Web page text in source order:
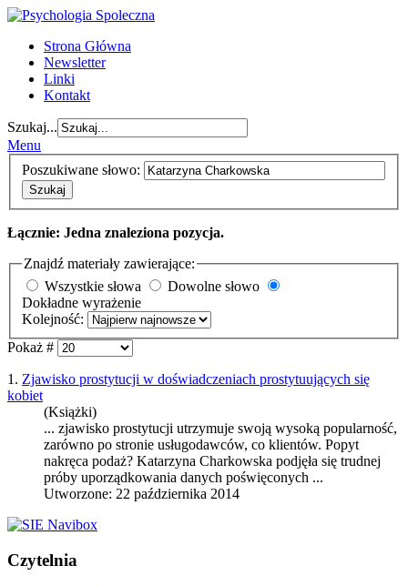
Strona Główna
Newsletter
Linki
Kontakt
Szukaj...
Menu
Poszukiwane słowo:
Szukaj
Łącznie: Jedna znaleziona pozycja.
Znajdź materiały zawierające:
Wszystkie słowa
Dowolne słowo
Dokładne wyrażenie
Kolejność:
Pokaż #
1. Zjawisko prostytucji w doświadczeniach prostytuujących się
kobiet
(Książki)
... zjawisko prostytucji utrzymuje swoją wysoką popularność,
zarówno po stronie usługodawców, co klientów. Popyt
nakręca podaż? Katarzyna Charkowska podjęła się trudnej
próby uporządkowania danych poświęconych ...
Utworzone: 22 października 2014
Czytelnia